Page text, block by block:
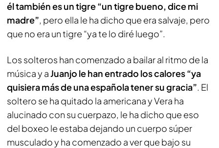
él también es un tigre “un tigre bueno, dice mi
madre”, pero ella le ha dicho que era salvaje, pero
que no era un tigre “ya te lo diré luego”.
Los solteros han comenzado a bailar al ritmo de la
música y aJuanjo le han entrado los calores “ya
quisiera más de una española tener su gracia”. El
soltero se ha quitado la americana y Vera ha
alucinado con su cuerpazo, le ha dicho que eso
del boxeo le estaba dejando un cuerpo súper
musculado y ha comenzado a ver que bajo su